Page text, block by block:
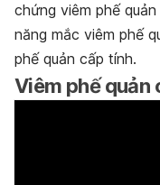
chứng viêm phế
năng mắc viêm phế
phế quản cấp tính.
Viêm phế quản